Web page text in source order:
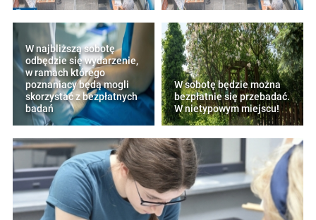
W najbliższą sobotę
odbędzie się wydarzenie,
w ramach którego
poznaniacy będą mogli
skorzystać z bezpłatnych
badań
W sobotę będzie można
bezpłatnie się przebadać.
W nietypowym miejscu!